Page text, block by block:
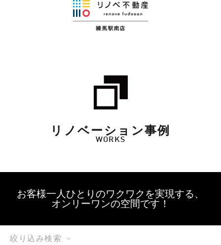
リノベーション事例
WORKS
お客様一人ひとりのワクワクを実現する、
オンリーワンの空間です！
絞り込み検索